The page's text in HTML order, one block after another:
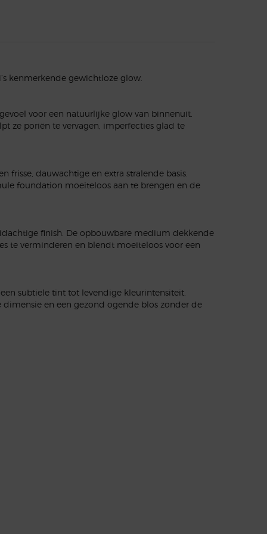
kenmerkende gewichtloze glow.
voor een natuurlijke glow van binnenuit.
ze poriën te vervagen, imperfecties glad te
dauwachtige en extra stralende basis.
foundation moeiteloos aan te brengen en de
finish. De opbouwbare medium dekkende
te verminderen en blendt moeiteloos voor een
subtiele tint tot levendige kleurintensiteit.
en een gezond ogende blos zonder de